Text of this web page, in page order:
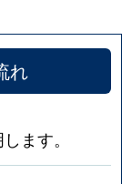
れ
ます。